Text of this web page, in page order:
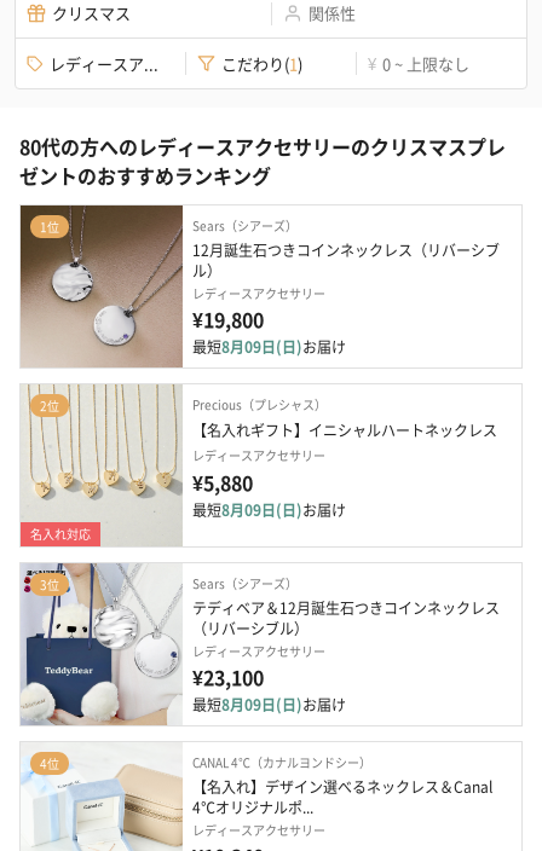
クリスマス 関係性
レディースア... こだわり(1) ¥ 0 ~ 上限なし
80代の方へのレディースアクセサリーのクリスマスプレ
ゼントのおすすめランキング
1位 Sears（シアーズ）
12月誕生石つきコインネックレス（リバーシブ
ル）
レディースアクセサリー
¥19,800
最短8月09日(日)お届け
2位
名入れ対応
Precious（プレシャス）
【名入れギフト】イニシャルハートネックレス
レディースアクセサリー
¥5,880
最短8月09日(日)お届け
3位 Sears（シアーズ）
テディベア＆12月誕生石つきコインネックレス
（リバーシブル）
レディースアクセサリー
¥23,100
最短8月09日(日)お届け
4位 CANAL 4℃（カナルヨンドシー）
【名入れ】デザイン選べるネックレス＆Canal
4℃オリジナルポ...
レディースアクセサリー